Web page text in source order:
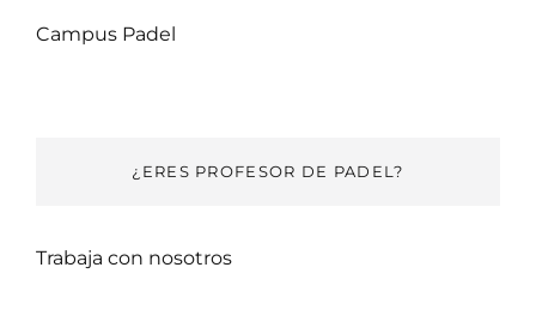
Campus Padel
¿ERES PROFESOR DE PADEL?
Trabaja con nosotros